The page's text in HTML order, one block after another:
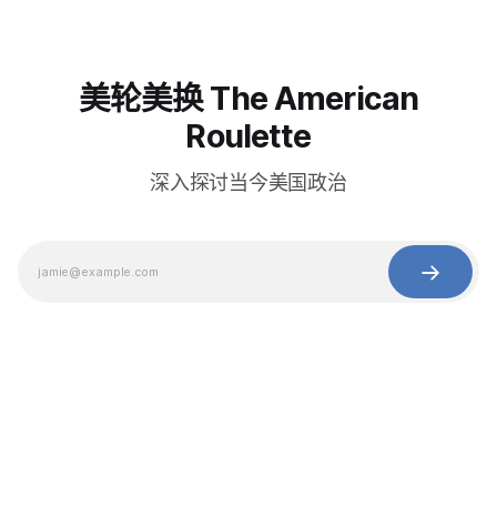
美轮美换 The American
Roulette
深入探讨当今美国政治